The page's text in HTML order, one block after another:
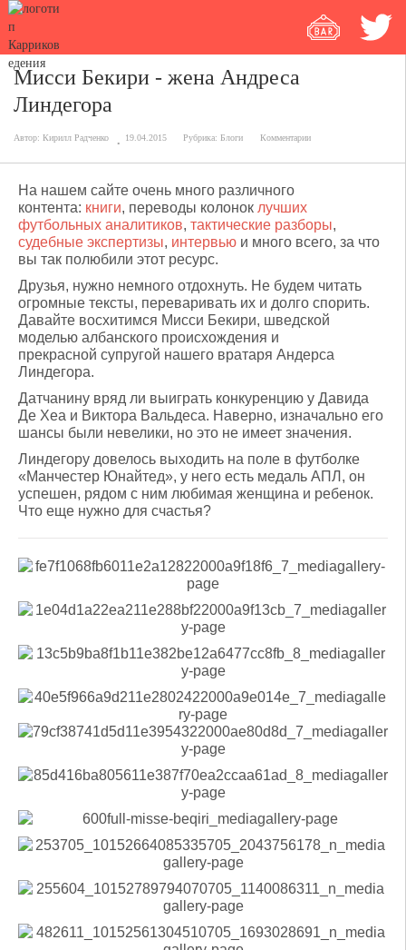
Мисси Бекири - жена Андреса
Линдегора
Автор: Кирилл Радченко 19.04.2015 Рубрика: Блоги Комментарии
На нашем сайте очень много различного
контента: книги, переводы колонок лучших
футбольных аналитиков, тактические разборы,
судебные экспертизы, интервью и много всего, за что
вы так полюбили этот ресурс.
Друзья, нужно немного отдохнуть. Не будем читать
огромные тексты, переваривать их и долго спорить.
Давайте восхитимся Мисси Бекири, шведской
моделью албанского происхождения и
прекрасной супругой нашего вратаря Андерса
Линдегора.
Датчанину вряд ли выиграть конкуренцию у Давида
Де Хеа и Виктора Вальдеса. Наверно, изначально его
шансы были невелики, но это не имеет значения.
Линдегору довелось выходить на поле в футболке
«Манчестер Юнайтед», у него есть медаль АПЛ, он
успешен, рядом с ним любимая женщина и ребенок.
Что еще нужно для счастья?